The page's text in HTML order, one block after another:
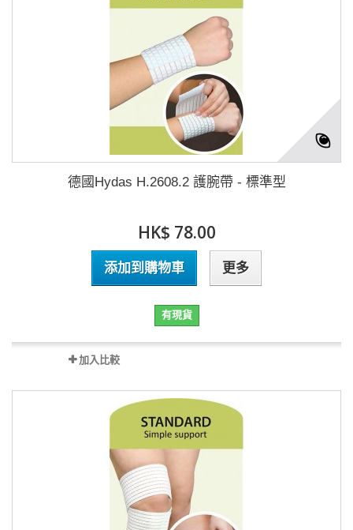
德國Hydas H.2608.2 護腕帶 - 標準型
HK$ 78.00
添加到購物車 更多
有現貨
加入比較